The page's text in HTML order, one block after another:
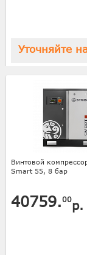
Уточняйте
Винтовой
Smart 55, 8 бар
40759.00р.